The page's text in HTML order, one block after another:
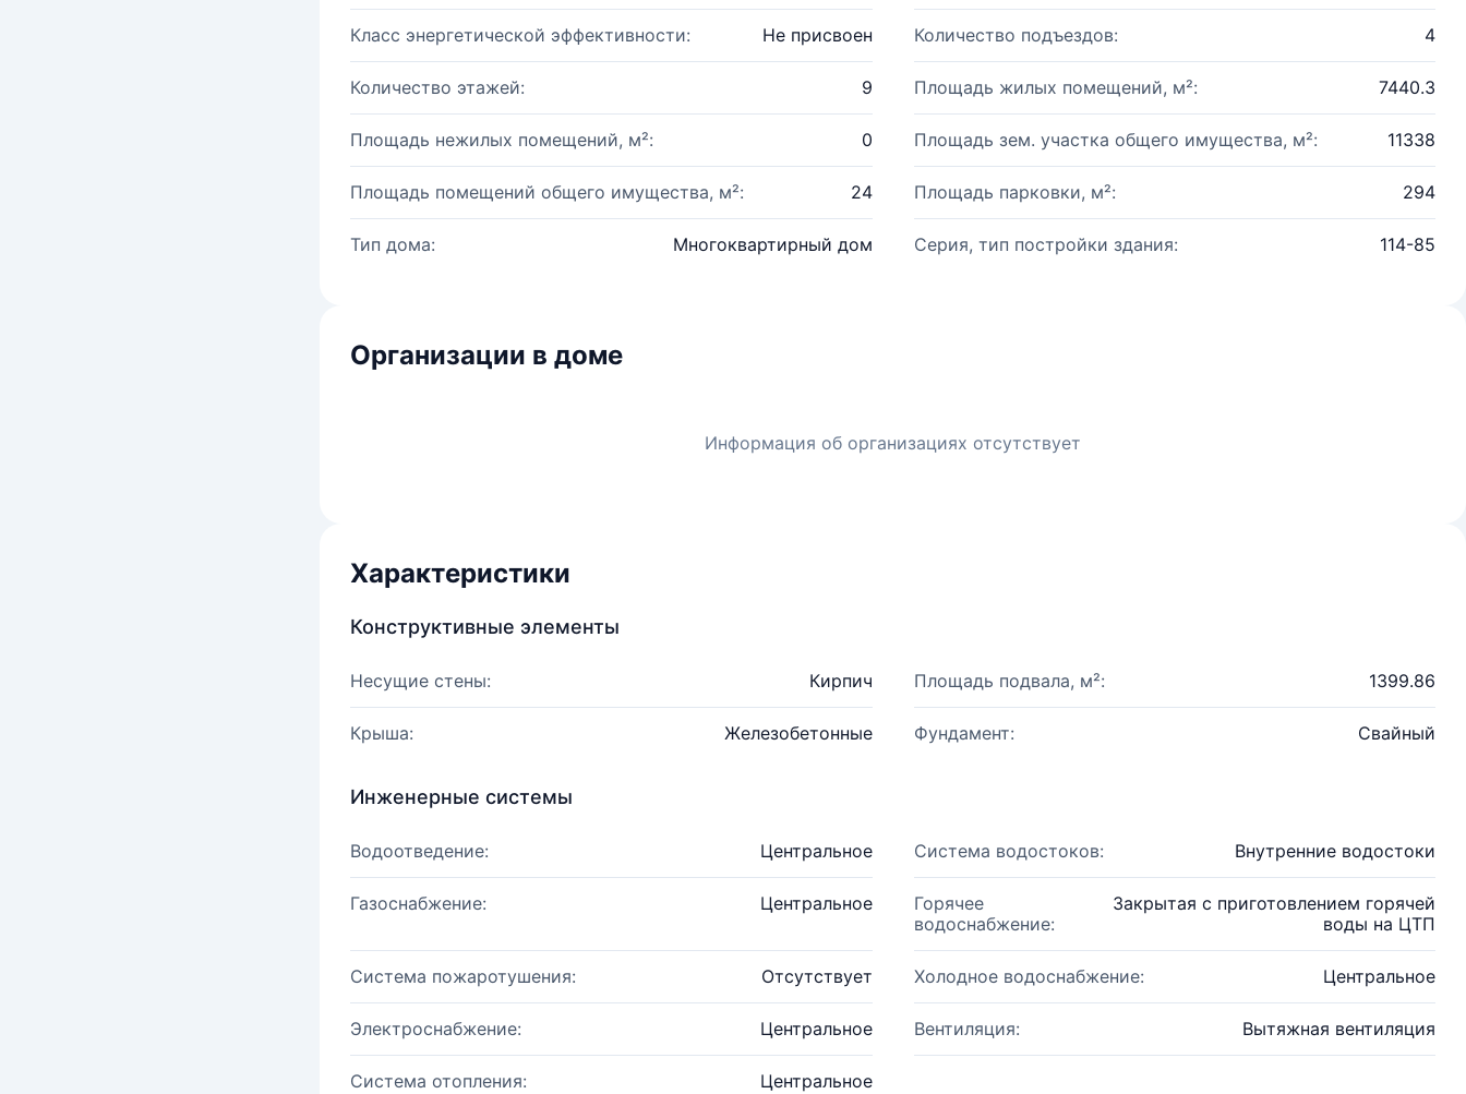
Класс энергетической эффективности: Не присвоен Количество подъездов: 4
Количество этажей: 9 Площадь жилых помещений, м²: 7440.3
Площадь нежилых помещений, м²: 0 Площадь зем. участка общего имущества, м²: 11338
Площадь помещений общего имущества, м²: 24 Площадь парковки, м²: 294
Тип дома: Многоквартирный дом Серия, тип постройки здания: 114-85
Организации в доме
Информация об организациях отсутствует
Характеристики
Конструктивные элементы
Несущие стены: Кирпич Площадь подвала, м²: 1399.86
Крыша: Железобетонные Фундамент: Свайный
Инженерные системы
Водоотведение: Центральное Система водостоков: Внутренние водостоки
Газоснабжение: Центральное
Горячее
водоснабжение:
Закрытая с приготовлением горячей
воды на ЦТП
Система пожаротушения: Отсутствует Холодное водоснабжение: Центральное
Электроснабжение: Центральное Вентиляция: Вытяжная вентиляция
Система отопления: Центральное